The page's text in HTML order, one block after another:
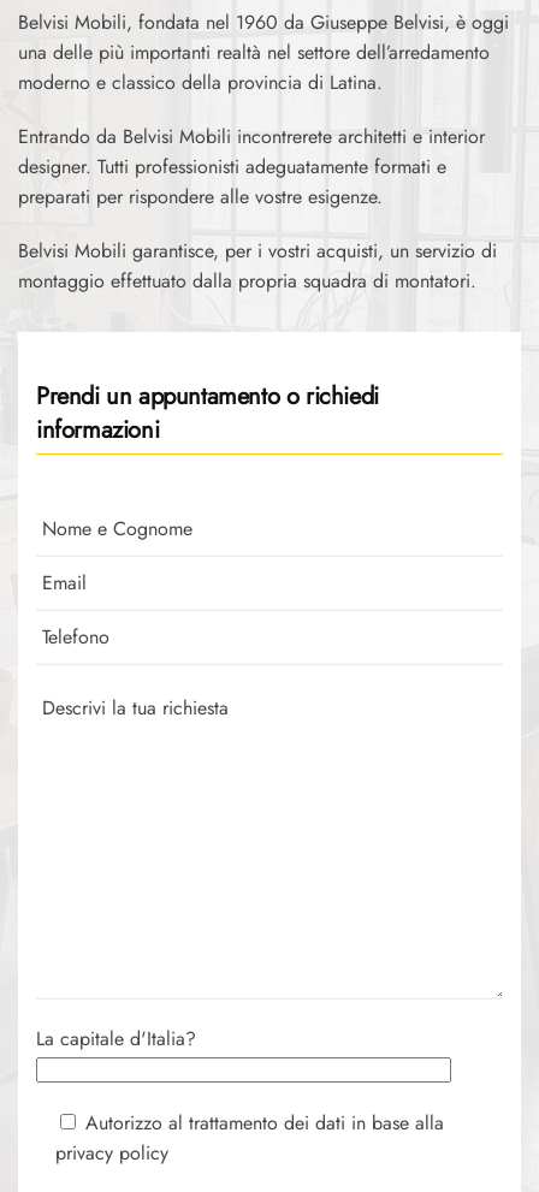
Belvisi Mobili, fondata nel 1960 da Giuseppe Belvisi, è oggi
una delle più importanti realtà nel settore dell’arredamento
moderno e classico della provincia di Latina.
Entrando da Belvisi Mobili incontrerete architetti e interior
designer. Tutti professionisti adeguatamente formati e
preparati per rispondere alle vostre esigenze.
Belvisi Mobili garantisce, per i vostri acquisti, un servizio di
montaggio effettuato dalla propria squadra di montatori.
Prendi un appuntamento o richiedi
informazioni
La capitale d'Italia?
Autorizzo al trattamento dei dati in base alla
privacy policy